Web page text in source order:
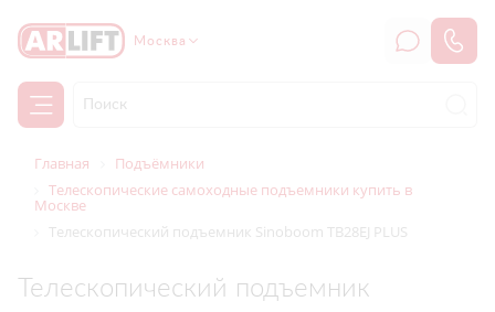
Москва
Главная
Подъёмники
Телескопические самоходные подъемники купить в
Москве
Телескопический подъемник Sinoboom TB28EJ PLUS
Телескопический подъемник